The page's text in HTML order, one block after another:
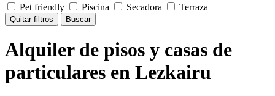
Pet friendly
Piscina Secadora Terraza
Quitar filtros Buscar
Alquiler de pisos y casas de
particulares en Lezkairu